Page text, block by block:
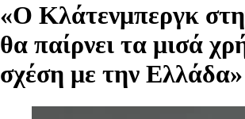
«Ο Κλάτενμπεργκ
θα παίρνει τα μισά
σχέση με την Ελλάδα»